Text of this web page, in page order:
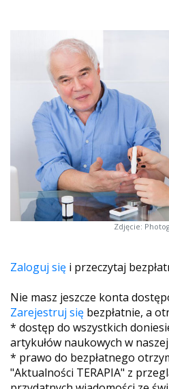
Zdjęcie:
Zaloguj się i przeczytaj
Nie masz jeszcze konta
Zarejestruj się bezpłatnie, a
* dostęp do wszystkich
artykułów naukowych w
* prawo do bezpłatnego
"Aktualności TERAPIA" z